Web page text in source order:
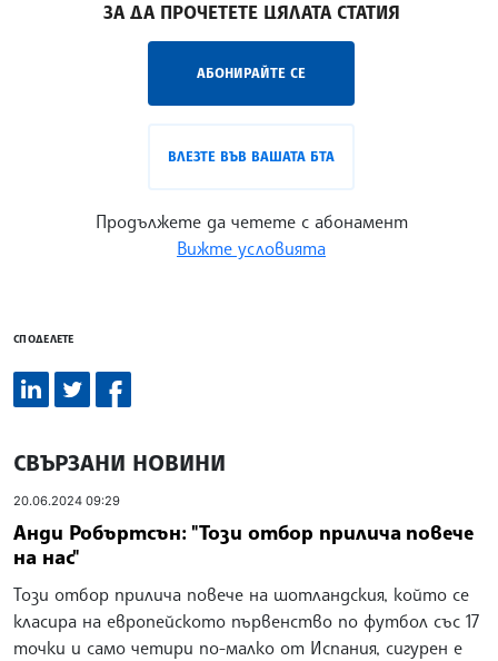
ЗА ДА ПРОЧЕТЕТЕ ЦЯЛАТА СТАТИЯ
АБОНИРАЙТЕ СЕ
ВЛЕЗТЕ ВЪВ ВАШАТА БТА
Продължете да четете с абонамент
Вижте условията
СПОДЕЛЕТЕ
СВЪРЗАНИ НОВИНИ
20.06.2024 09:29
Анди Робъртсън: "Този отбор прилича повече
на нас"
Този отбор прилича повече на шотландския, който се
класира на европейското първенство по футбол със 17
точки и само четири по-малко от Испания, сигурен е